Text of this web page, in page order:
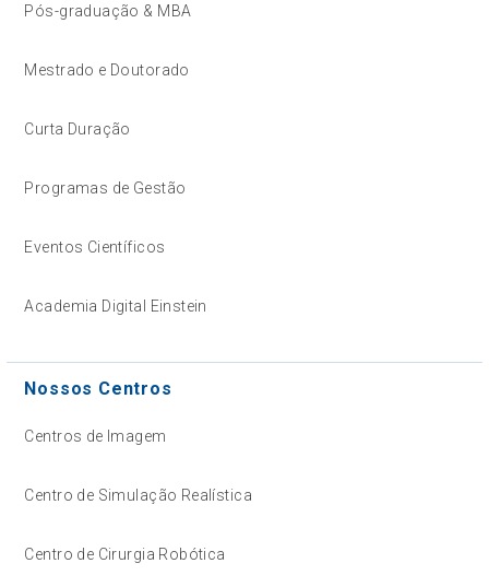
Pós-graduação & MBA
Mestrado e Doutorado
Curta Duração
Programas de Gestão
Eventos Científicos
Academia Digital Einstein
Nossos Centros
Centros de Imagem
Centro de Simulação Realística
Centro de Cirurgia Robótica